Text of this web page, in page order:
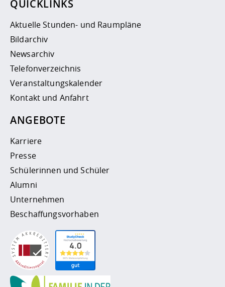
QUICKLINKS
Aktuelle Stunden- und Raumpläne
Bildarchiv
Newsarchiv
Telefonverzeichnis
Veranstaltungskalender
Kontakt und Anfahrt
ANGEBOTE
Karriere
Presse
Schülerinnen und Schüler
Alumni
Unternehmen
Beschaffungsvorhaben